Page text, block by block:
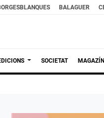
BALAGUER
SOCIETAT